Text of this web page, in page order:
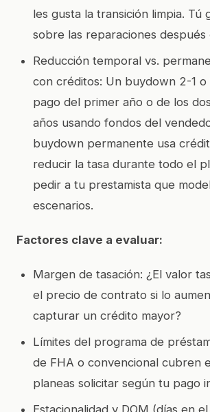
les gusta la transición limpia. Tú
sobre las reparaciones después
Reducción temporal vs.
con créditos: Un buydown 2-1 o
pago del primer año o de los
años usando fondos del
buydown permanente usa
reducir la tasa durante todo el
pedir a tu prestamista que
escenarios.
Factores clave a evaluar:
Margen de tasación: ¿El valor
el precio de contrato si lo
capturar un crédito mayor?
Límites del programa de
de FHA o convencional cubren
planeas solicitar según tu pago
Estacionalidad y DOM (días en